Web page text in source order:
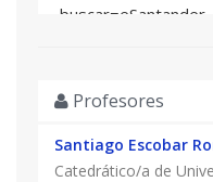
buscar=eSantander
UPV.
Para la selección se
- Alumnado de la
Profesores
Santiago Escobar
Catedrático/a de